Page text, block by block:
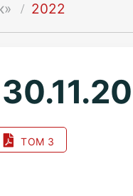
2022
ТОМ 3